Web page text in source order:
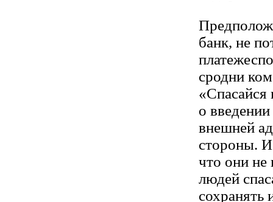
банк, не
сродни
«Спасайся
о введении
внешней
стороны.
что они не
людей
сохранять